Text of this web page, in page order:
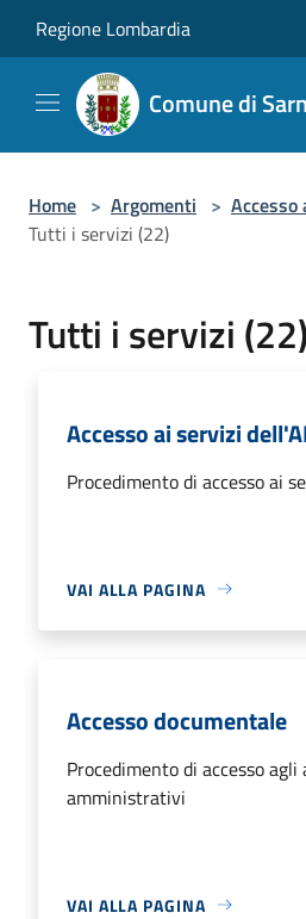
Regione Lombardia
Comune di
Home > Argomenti >
Tutti i servizi (22)
Tutti i servizi (22)
Accesso ai servizi
Procedimento di accesso ai
VAI ALLA PAGINA
Accesso documentale
Procedimento di accesso
amministrativi
VAI ALLA PAGINA